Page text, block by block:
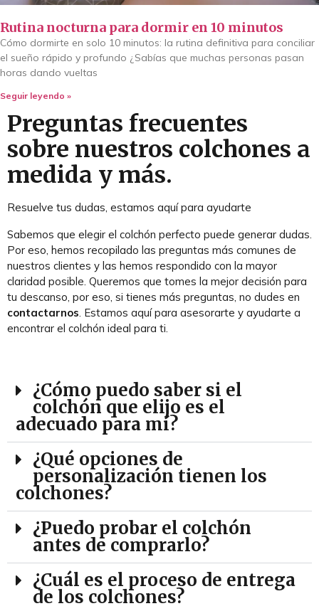
Rutina nocturna para dormir en 10 minutos
Cómo dormirte en solo 10 minutos: la rutina definitiva para conciliar
el sueño rápido y profundo ¿Sabías que muchas personas pasan
horas dando vueltas
Seguir leyendo »
Preguntas frecuentes
sobre nuestros colchones a
medida y más.
Resuelve tus dudas, estamos aquí para ayudarte
Sabemos que elegir el colchón perfecto puede generar dudas.
Por eso, hemos recopilado las preguntas más comunes de
nuestros clientes y las hemos respondido con la mayor
claridad posible. Queremos que tomes la mejor decisión para
tu descanso, por eso, si tienes más preguntas, no dudes en
contactarnos. Estamos aquí para asesorarte y ayudarte a
encontrar el colchón ideal para ti.
¿Cómo puedo saber si el
colchón que elijo es el
adecuado para mí?
¿Qué opciones de
personalización tienen los
colchones?
¿Puedo probar el colchón
antes de comprarlo?
¿Cuál es el proceso de entrega
de los colchones?